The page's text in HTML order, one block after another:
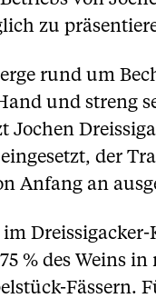
zu
rund um
und streng
Jochen
der
Anfang an
% des Weins